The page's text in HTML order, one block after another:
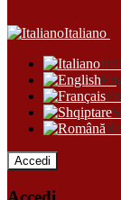
Italiano
Accedi